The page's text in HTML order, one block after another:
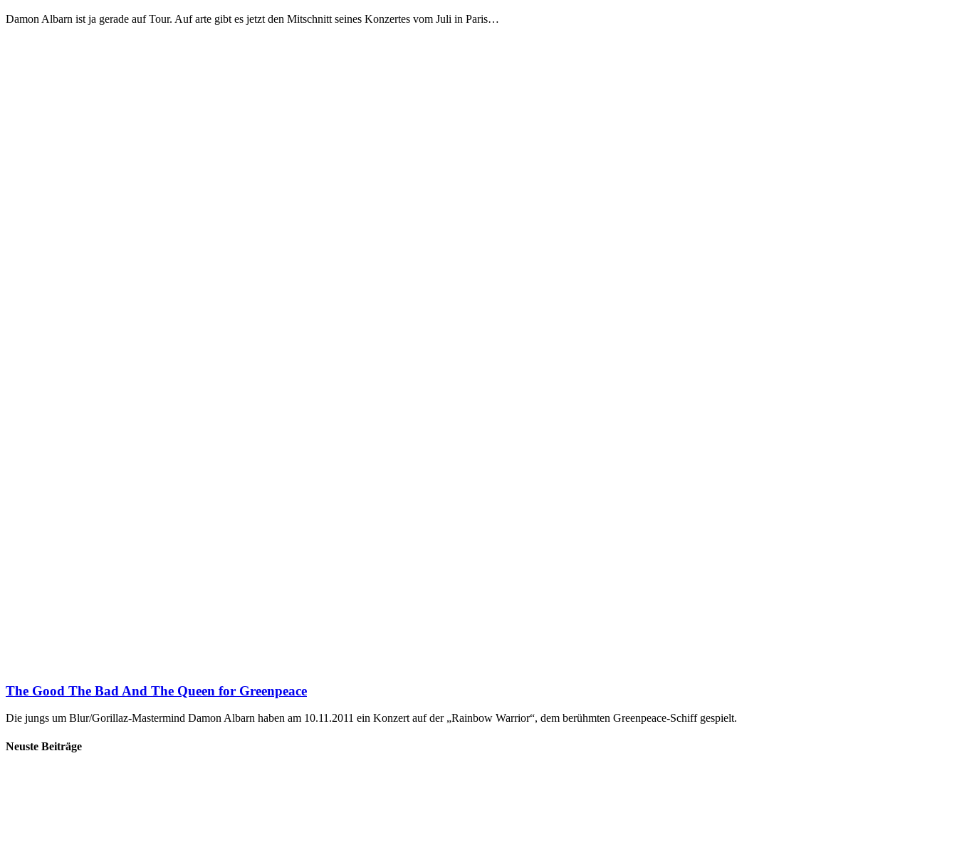
Damon Albarn ist ja gerade auf Tour. Auf arte gibt es jetzt den Mitschnitt seines Konzertes vom Juli in Paris…
The Good The Bad And The Queen for Greenpeace
Die jungs um Blur/Gorillaz-Mastermind Damon Albarn haben am 10.11.2011 ein Konzert auf der „Rainbow Warrior“, dem berühmten Greenpeace-Schiff gespielt.
Neuste Beiträge